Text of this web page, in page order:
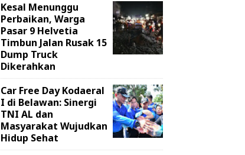
Kesal Menunggu
Perbaikan, Warga
Pasar 9 Helvetia
Timbun Jalan Rusak 15
Dump Truck
Dikerahkan
Car Free Day Kodaeral
I di Belawan: Sinergi
TNI AL dan
Masyarakat Wujudkan
Hidup Sehat